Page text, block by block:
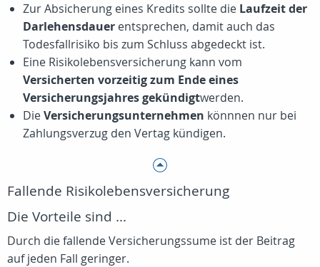
Zur Absicherung eines Kredits sollte die Laufzeit der
Darlehensdauer entsprechen, damit auch das
Todesfallrisiko bis zum Schluss abgedeckt ist.
Eine Risikolebensversicherung kann vom
Versicherten vorzeitig zum Ende eines
Versicherungsjahres gekündigtwerden.
DieVersicherungsunternehmen könnnen nur bei
Zahlungsverzug den Vertag kündigen.
Fallende Risikolebensversicherung
Die Vorteile sind ...
Durch die fallende Versicherungssume ist der Beitrag
auf jeden Fall geringer.